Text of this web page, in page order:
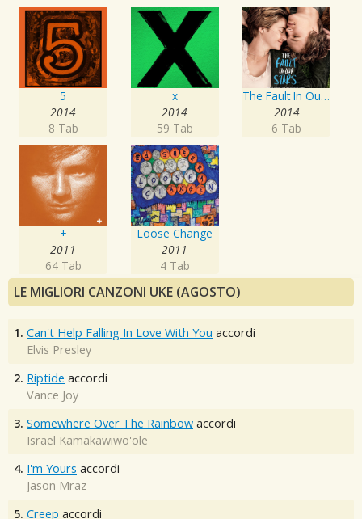
5
2014
8 Tab
x
2014
59 Tab
The Fault In Our Stars: Music From The Motion Picture
2014
6 Tab
+
2011
64 Tab
Loose Change
2011
4 Tab
LE MIGLIORI CANZONI UKE (AGOSTO)
1. Can't Help Falling In Love With You accordi
Elvis Presley
2. Riptide accordi
Vance Joy
3. Somewhere Over The Rainbow accordi
Israel Kamakawiwo'ole
4. I'm Yours accordi
Jason Mraz
5. Creep accordi